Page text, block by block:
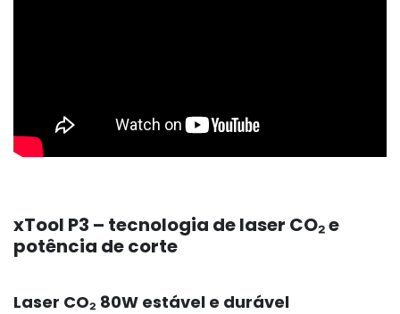
xTool P3 – tecnologia de laser CO₂ e
potência de corte
Laser CO₂ 80W estável e durável